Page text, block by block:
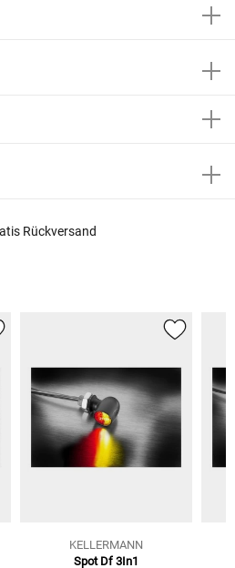
Rückversand
KELLERMANN
Spot Df 3In1